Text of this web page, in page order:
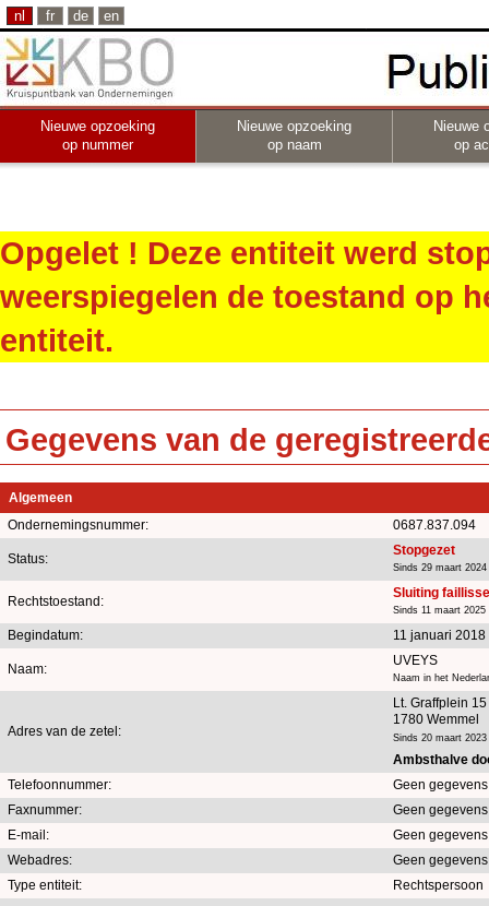
nl fr de en
Nieuwe opzoeking
op nummer
Nieuwe opzoeking
op naam
Nieuwe
op
Opgelet ! Deze entiteit werd
weerspiegelen de toestand op
entiteit.
Gegevens van de
Algemeen
Ondernemingsnummer:
0687.837.094
Status:
Stopgezet
Sinds 29 maart 2024
Rechtstoestand:
Sluiting
Sinds 11 maart 2025
Begindatum: 11 januari 2018
Naam:
UVEYS
Naam in het
Adres van de zetel:
Lt. Graffplein 15
1780 Wemmel
Sinds 20 maart 2023
Ambsthalve
Telefoonnummer:
Geen
Faxnummer:
Geen
E-mail:
Geen
Webadres:
Geen
Type entiteit:
Rechtspersoon